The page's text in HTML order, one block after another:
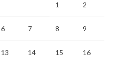
1 2
6 7 8 9
13 14 15 16